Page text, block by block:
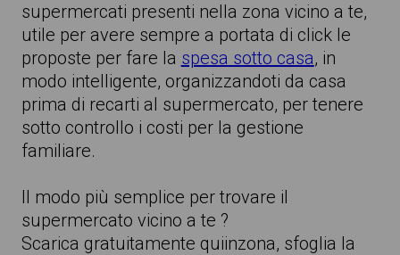
supermercati presenti nella zona vicino a te,
utile per avere sempre a portata di click le
proposte per fare la spesa sotto casa, in
modo intelligente, organizzandoti da casa
prima di recarti al supermercato, per tenere
sotto controllo i costi per la gestione
familiare.
Il modo più semplice per trovare il
supermercato vicino a te ?
Scarica gratuitamente quiinzona, sfoglia la